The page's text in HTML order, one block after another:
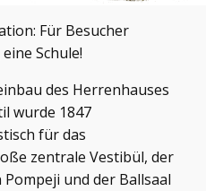
Für Besucher
Schule!
des Herrenhauses
wurde 1847
für das
zentrale Vestibül, der
und der Ballsaal